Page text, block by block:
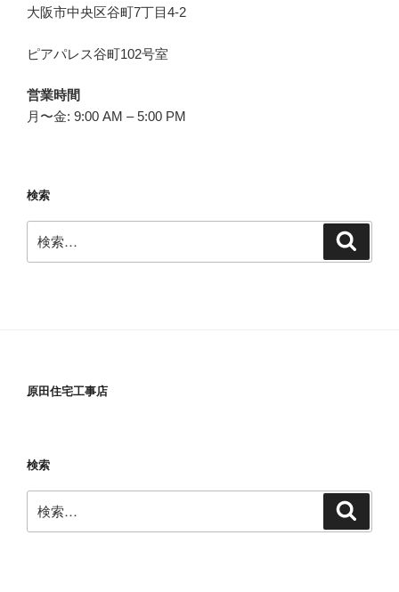
大阪市中央区谷町7丁目4-2
ピアパレス谷町102号室
営業時間
月〜金: 9:00 AM – 5:00 PM
検索
索:
原田住宅工事店
検索
索: